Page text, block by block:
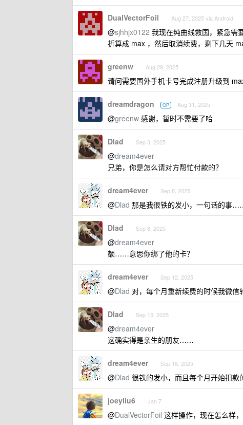
DualVectorFoil Aug 27, 2025 via Android
@sjhhjx0122 我现在纯曲线救国，紧急需
折算成 max ，然后取消续费，剩下几天
greenw Aug 29, 2025
请问需要国外手机卡号完成注册升级到
dreamdragon OP Aug 31, 2025
@greenw 感谢，暂时不需要了哈
Dlad Sep 3, 2025
@dream4ever
兄弟，你是怎么请对方帮忙付款的？
dream4ever Sep 8, 2025
@Dlad 那是我很铁的发小，一句话的事
Dlad Sep 8, 2025
@dream4ever
额……意思你绑了他的卡？
dream4ever Sep 12, 2025
@Dlad 对，每个月重新续费的时候我微
Dlad Sep 15, 2025
@dream4ever
这确实得是亲生的朋友……
dream4ever Sep 16, 2025
@Dlad 很铁的发小，而且每个月开始扣款
joeyliu6 Jan 7
@DualVectorFoil 这样操作，现在怎么样